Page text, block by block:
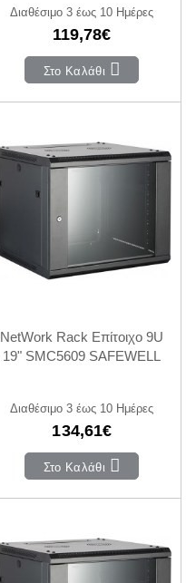
Διαθέσιμο 3 έως 10 Ημέρες
119,78€
Στο Καλάθι
NetWork Rack Επίτοιχο 9U
19" SMC5609 SAFEWELL
Διαθέσιμο 3 έως 10 Ημέρες
134,61€
Στο Καλάθι